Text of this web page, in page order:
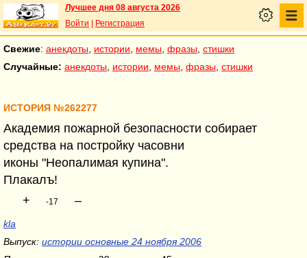
Лучшее дня 08 августа 2026
Войти
Регистрация
Свежие: анекдоты истории мемы фразы стишки
Случайные: анекдоты истории мемы фразы стишки
ИСТОРИЯ №262277
Академия пожарной безопасности собирает
средства на постройку часовни
иконы "Неопалимая купина".
Плакалъ!
+
-17 –
kla
Выпуск: истории основные 24 ноября 2006